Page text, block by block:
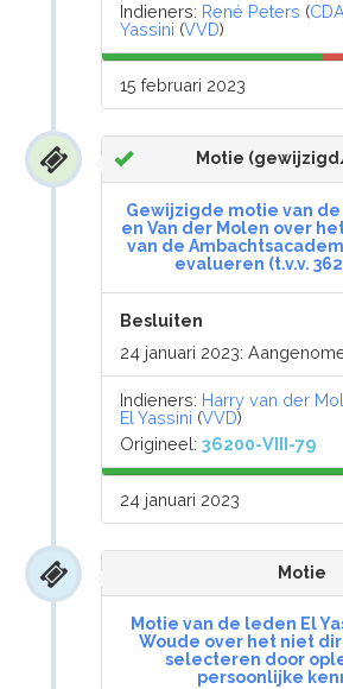
Indieners: René Peters (
Yassini (VVD)
15 februari 2023
Motie
Gewijzigde motie van de
en Van der Molen over
van de
evalueren (t.v.v.
Besluiten
24 januari 2023:
Indieners: Harry van der
El Yassini (VVD)
Origineel:36200-VIII-79
24 januari 2023
Motie
Motie van de leden El
Woude over het niet
selecteren door
persoonlijke